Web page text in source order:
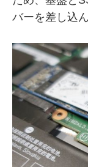
バーを差し込